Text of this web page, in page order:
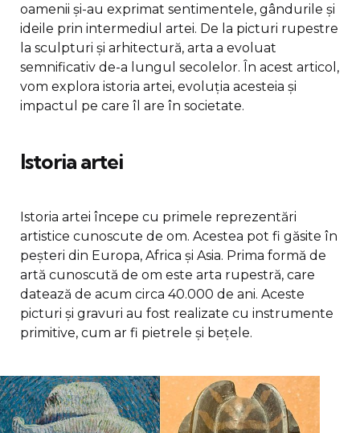
oamenii și-au exprimat sentimentele, gândurile și
ideile prin intermediul artei. De la picturi rupestre
la sculpturi și arhitectură, arta a evoluat
semnificativ de-a lungul secolelor. În acest articol,
vom explora istoria artei, evoluția acesteia și
impactul pe care îl are în societate.
Istoria artei
Istoria artei începe cu primele reprezentări
artistice cunoscute de om. Acestea pot fi găsite în
peșteri din Europa, Africa și Asia. Prima formă de
artă cunoscută de om este arta rupestră, care
datează de acum circa 40.000 de ani. Aceste
picturi și gravuri au fost realizate cu instrumente
primitive, cum ar fi pietrele și bețele.